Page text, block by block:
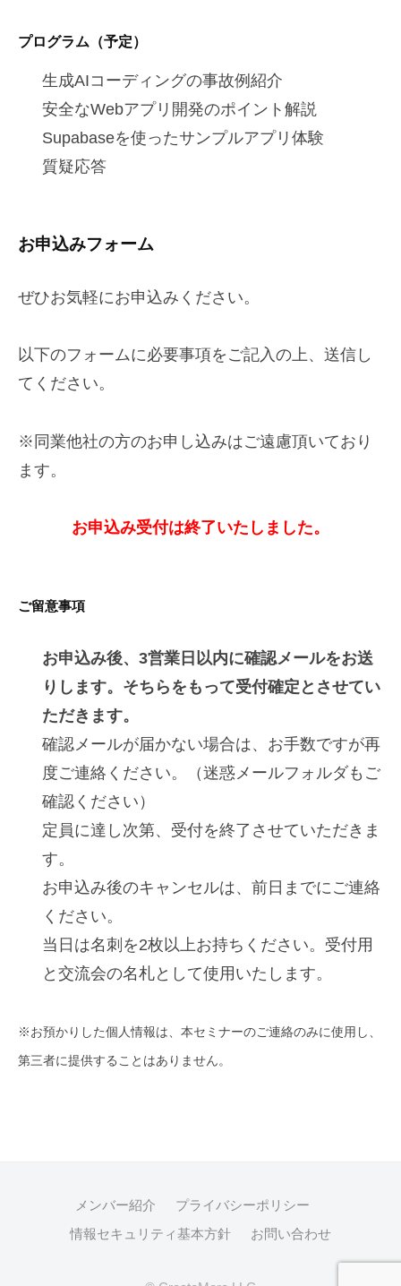
プログラム（予定）
生成AIコーディングの事故例紹介
安全なWebアプリ開発のポイント解説
Supabaseを使ったサンプルアプリ体験
質疑応答
お申込みフォーム
ぜひお気軽にお申込みください。
以下のフォームに必要事項をご記入の上、送信し
てください。
※同業他社の方のお申し込みはご遠慮頂いており
ます。
お申込み受付は終了いたしました。
ご留意事項
お申込み後、3営業日以内に確認メールをお送
りします。そちらをもって受付確定とさせてい
ただきます。
確認メールが届かない場合は、お手数ですが再
度ご連絡ください。（迷惑メールフォルダもご
確認ください）
定員に達し次第、受付を終了させていただきま
す。
お申込み後のキャンセルは、前日までにご連絡
ください。
当日は名刺を2枚以上お持ちください。受付用
と交流会の名札として使用いたします。
※お預かりした個人情報は、本セミナーのご連絡のみに使用し、
第三者に提供することはありません。
メンバー紹介
プライバシーポリシー
情報セキュリティ基本方針
お問い合わせ